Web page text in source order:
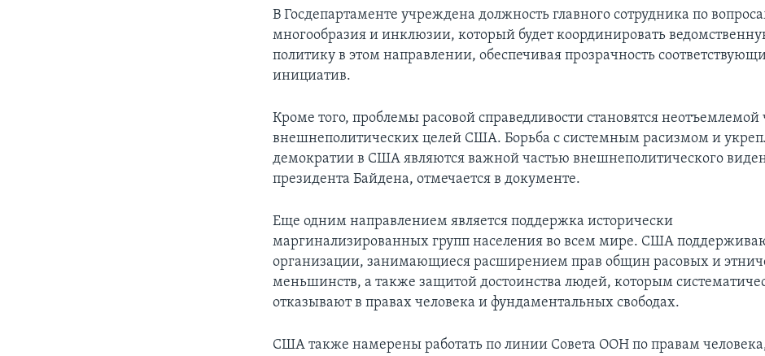
В Госдепартаменте учреждена должность главного сотрудника по
многообразия и инклюзии, который будет координировать
политику в этом направлении, обеспечивая прозрачность
инициатив.
Кроме того, проблемы расовой справедливости становятся неотъемлемой
внешнеполитических целей США. Борьба с системным расизмом и
демократии в США являются важной частью внешнеполитического
президента Байдена, отмечается в документе.
Еще одним направлением является поддержка исторически
маргинализированных групп населения во всем мире. США
организации, занимающиеся расширением прав общин расовых и
меньшинств, а также защитой достоинства людей, которым
отказывают в правах человека и фундаментальных свободах.
США также намерены работать по линии Совета ООН по правам